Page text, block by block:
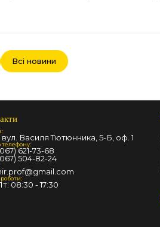
Всі новини
вул. Василя Тютюнника, 5-Б, оф. 1
621-73-68
504-82-24
роботи:
08:30 - 17:30